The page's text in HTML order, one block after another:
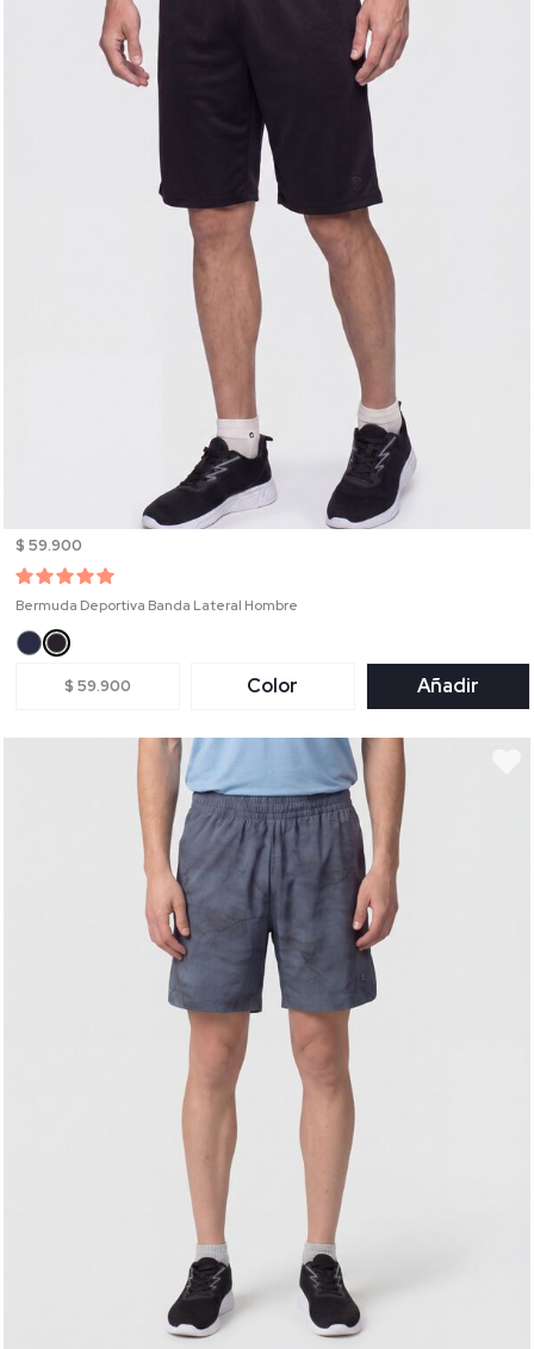
$ 59.900
Bermuda Deportiva Banda Lateral Hombre
$ 59.900 Color Añadir